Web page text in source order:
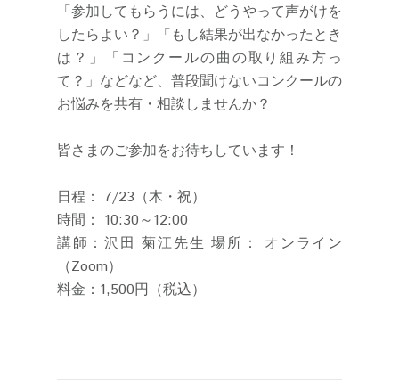
「参加してもらうには、どうやって声がけを
したらよい？」「もし結果が出なかったとき
は？」「コンクールの曲の取り組み方っ
て？」などなど、普段聞けないコンクールの
お悩みを共有・相談しませんか？
皆さまのご参加をお待ちしています！
日程： 7/23（木・祝）
時間： 10:30～12:00
講師：沢田 菊江先生 場所： オンライン
（Zoom）
料金：1,500円（税込）